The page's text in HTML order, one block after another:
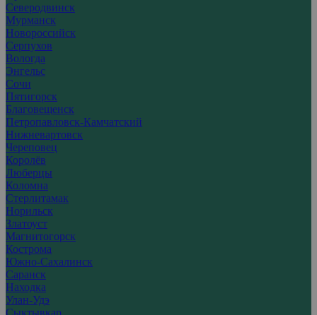
Северодвинск
Мурманск
Новороссийск
Серпухов
Вологда
Энгельс
Сочи
Пятигорск
Благовещенск
Петропавловск-Камчатский
Нижневартовск
Череповец
Королёв
Люберцы
Коломна
Стерлитамак
Норильск
Златоуст
Магнитогорск
Кострома
Южно-Сахалинск
Саранск
Находка
Улан-Удэ